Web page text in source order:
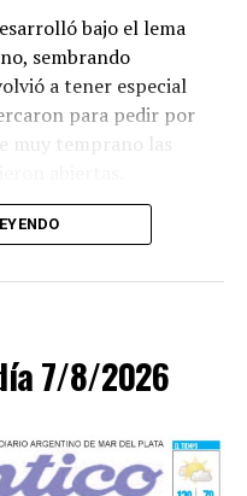
bajo el lema
sembrando
a tener especial
para pedir por
muy temprano las
de Moreno al
y niños y fieles se
espigas y distintas
sociales
de trabajadores y
7/8/2026